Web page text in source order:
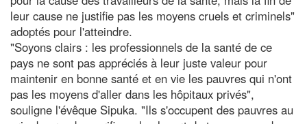
leur cause ne justifie pas les moyens cruels et criminels"
adoptés pour l'atteindre.
"Soyons clairs : les professionnels de la santé de ce
pays ne sont pas appréciés à leur juste valeur pour
maintenir en bonne santé et en vie les pauvres qui n'ont
pas les moyens d'aller dans les hôpitaux privés",
souligne l'évêque Sipuka. "Ils s'occupent des pauvres au